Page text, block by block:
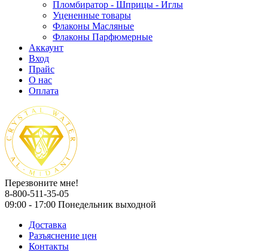
Пломбиратор - Шприцы - Иглы
Уцененные товары
Флаконы Масляные
Флаконы Парфюмерные
Аккаунт
Вход
Прайс
О нас
Оплата
Перезвоните мне!
8-800-511-35-05
09:00 - 17:00 Понедельник выходной
Доставка
Разъяснение цен
Контакты